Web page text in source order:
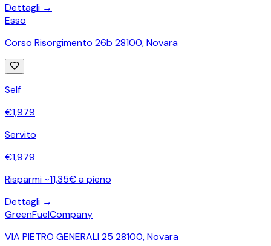
Dettagli →
Esso
Corso Risorgimento 26b 28100,Novara
Self
€1,979
Servito
€1,979
Risparmi ~11,35€ a pieno
Dettagli →
GreenFuelCompany
VIA PIETRO GENERALI 25 28100,Novara